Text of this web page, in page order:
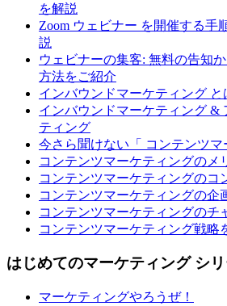
を解説
Zoom ウェビナー を開催する手
説
ウェビナーの集客: 無料の告知
方法をご紹介
インバウンドマーケティング と
インバウンドマーケティング &
ティング
今さら聞けない「 コンテンツマ
コンテンツマーケティングのメ
コンテンツマーケティングのコ
コンテンツマーケティングの企
コンテンツマーケティングのチ
コンテンツマーケティング戦略
はじめてのマーケティング シ
マーケティングやろうぜ！